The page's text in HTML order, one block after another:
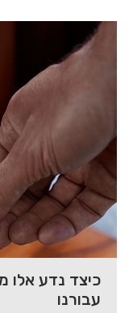
כיצד נדע אלו
עבורנו